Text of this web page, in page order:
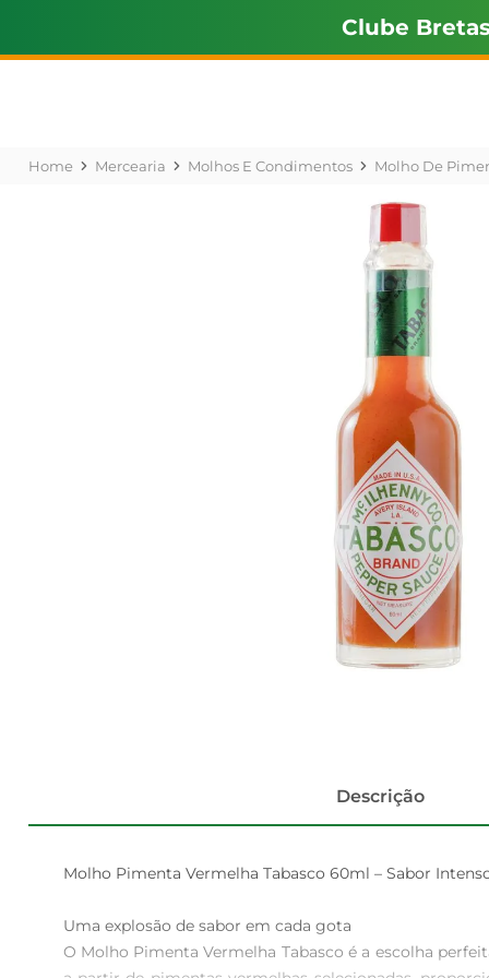
Clube Bretas
Mercearia Molhos E Condimentos Molho De
Descrição
Molho Pimenta Vermelha Tabasco 60ml – Sabor
Uma explosão de sabor em cada gota
O Molho Pimenta Vermelha Tabasco é a escolha